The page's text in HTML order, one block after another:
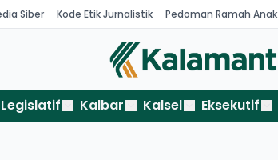
Siber Kode Etik Jurnalistik Pedoman Ramah Anak
Legislatif Kalbar Kalsel Eksekutif